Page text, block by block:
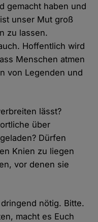
gemacht haben und
unser Mut groß
zu lassen.
Hoffentlich wird
Menschen atmen
von Legenden und
lässt?
über
Dürfen
Knien zu liegen
vor denen sie
nötig. Bitte.
macht es Euch